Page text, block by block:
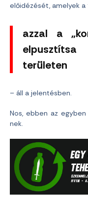
előidézését, amelyek a
azzal a
területen
– áll a jelentésben.
Nos, ebben az
nek.